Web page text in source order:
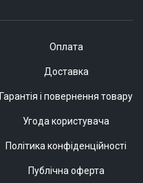
Оплата
Доставка
Гарантія і повернення товару
Угода користувача
Політика конфіденційності
Публічна оферта